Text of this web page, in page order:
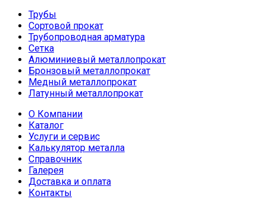
Трубы
Сортовой прокат
Трубопроводная арматура
Сетка
Алюминиевый металлопрокат
Бронзовый металлопрокат
Медный металлопрокат
Латунный металлопрокат
О Компании
Каталог
Услуги и сервис
Калькулятор металла
Справочник
Галерея
Доставка и оплата
Контакты